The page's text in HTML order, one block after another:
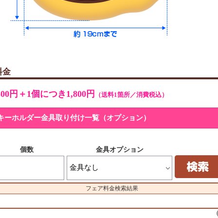
金
円＋1個につき1,800円 （送料1箇所／消費税込）
ーホルダー金具取り付け一覧（オプション）
金銀：1個につき＋33円
ピンクゴールド・虹：1個
ご注文前に在庫をお問い合わせ
個数 金具オプション
フェア料金検索結果